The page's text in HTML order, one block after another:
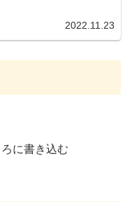
2022.11.23
に書き込む